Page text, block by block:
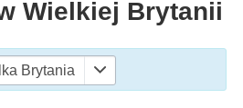
Wielkiej Brytanii
Brytania